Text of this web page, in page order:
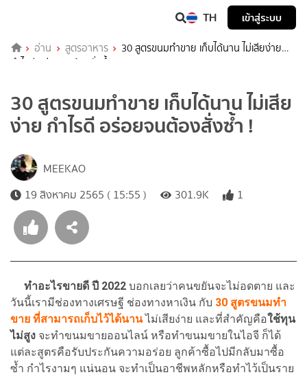
TH เข้าสู่ระบบ
อ่าน สูตรอาหาร
30 สูตรขนมทำขาย เก็บได้นาน ไม่เสียง่าย
กำไรดี อร่อยจนต้องสั่งซ้ำ !
30 สูตรขนมทำขาย เก็บได้นาน ไม่เสีย
ง่าย กำไรดี อร่อยจนต้องสั่งซ้ำ !
MEEKAO
19 สิงหาคม 2565 ( 15:55 )
301.9K 1
ทำอะไรขายดี ปี 2022 บอกเลยว่าคนขยันจะไม่อดตาย และ
วันนี้เรามีช่องทางเศรษฐี ช่องทางหาเงิน กับ 30 สูตรขนมทำ
ขาย ที่สามารถเก็บไว้ได้นานไม่เสียง่าย และที่สำคัญคือใช้ทุน
ไม่สูง จะทำขนมขายออนไลน์ หรือทำขนมขายในไอจี ก็ได้
แต่ละสูตรคือรับประกันความอร่อย ลูกค้าซื้อไปมีกลับมาซื้อ
ซ้ำ กำไรงามๆ แน่นอน จะทำเป็นอาชีพหลักหรือทำไว้เป็นราย